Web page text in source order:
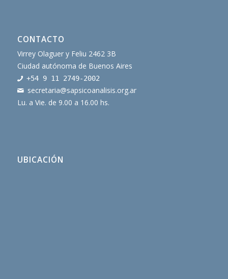
CONTACTO
Virrey Olaguer y Feliu 2462 3B
Ciudad autónoma de Buenos Aires
+54 9 11 2749-2002
secretaria@sapsicoanalisis.org.ar
Lu. a Vie. de 9.00 a 16.00 hs.
UBICACIÓN